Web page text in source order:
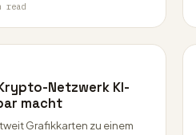
read
Netzwerk KI-
macht
Grafikkarten zu einem